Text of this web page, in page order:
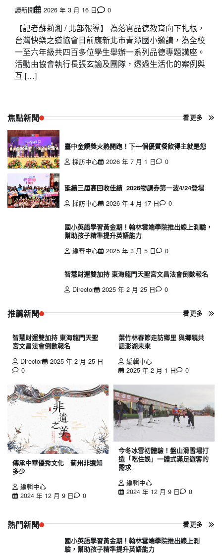
讀新聞 2026 年 3 月 16 日 0
【記者蘇莉湘 / 北部報導】 為落實品德教育向下扎根，
台灣快樂之道協會日前應新北市青潭國小邀請，為全校
一至六年級共四百多位學生舉辦一系列品德專題講座。
活動由協會執行長張玄諭及團隊，透過生活化的案例與
互 […]
焦點新聞 看更多
臺中金饌獎火熱開跑！下一個優質餐飲得主就是您
採訪中心
2026 年 7 月 1 日 0
延續三屆高回收佳績 2026物調券第一波4/24登場
採訪中心
2026 年 4 月 17 日 0
國小英語學習黃金期！翰林雲端學院推出線上測驗，
幫助孩子精準提升英語能力
編審中心
2025 年 3 月 5 日 0
智慧財運雙加持 東海龍門天聖宮文昌法會倒數報名
Director
2025 年 2 月 25 日 0
推薦新聞 看更多
智慧財運雙加持 東海龍門天聖
宮文昌法會倒數報名
Director
2025 年 2 月 25 日
0
葉竹林春節走訪鄉里 與鄉親共
話澎湖未來
編輯中心
2025 年 2 月 1 日
0
傳承中華優秀文化 薊州非遺知
多少
編輯中心
2024 年 12 月 9 日
0
今冬冰雪初體驗！盤山滑雪場打
造「吃住娛」一體式滿足遊客的
需求
編輯中心
2024 年 12 月 9 日
0
熱門新聞 看更多
國小英語學習黃金期！翰林雲端學院推出線上測
驗，幫助孩子精準提升英語能力